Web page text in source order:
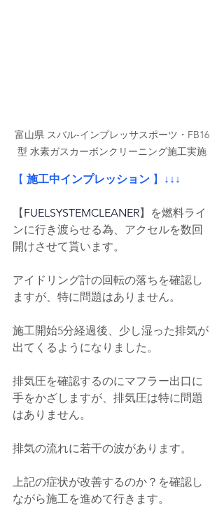
富山県 スバル-インプレッサスポーツ・FB16
型 水素ガスカーボンクリーニング施工実施
【 施工中インプレッション 】 ↓↓↓
【 FUELSYSTEMCLEANER】を燃料ライ
ンに行き渡らせる為、アクセルを数回
開けさせて貰います。
アイドリング計の回転の落ちを確認し
ますが、特に問題はありません。
施工開始5分経過後、少し湿った排気が
出てくるようになりました。
排気圧を確認するのにマフラー出口に
手をかざしますが、排気圧は特に問題
はありません。
排気の流れに若干の波があります。
上記の症状が改善するのか？を確認し
ながら施工を進めて行きます。